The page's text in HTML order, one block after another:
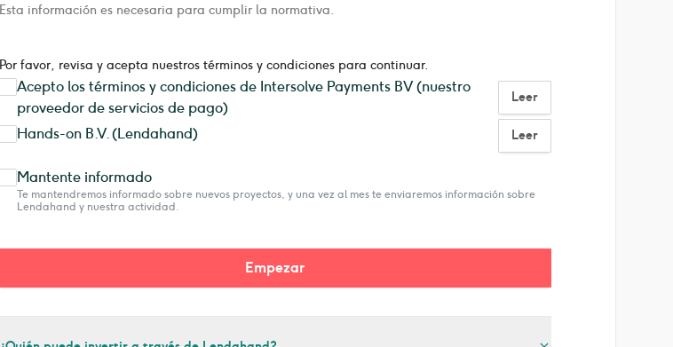
Esta información es necesaria para cumplir la normativa.
Por favor, revisa y acepta nuestros términos y condiciones para continuar.
Acepto los términos y condiciones de Intersolve Payments BV (nuestro
proveedor de servicios de pago)
Leer
Hands-on B.V. (Lendahand) Leer
Mantente informado
Te mantendremos informado sobre nuevos proyectos, y una vez al mes te enviaremos información sobre
Lendahand y nuestra actividad.
Empezar